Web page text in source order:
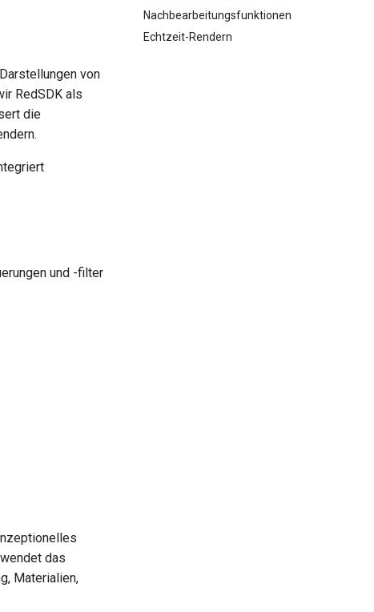
Nachbearbeitungsfunktionen
Echtzeit-Rendern
von
RedSDK als
die
und -filter
das
Materialien,